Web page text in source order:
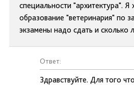
специальности "архитектура". Я
образование "ветеринария" по
экзамены надо сдать и сколько
Ответ:
Здравствуйте. Для того